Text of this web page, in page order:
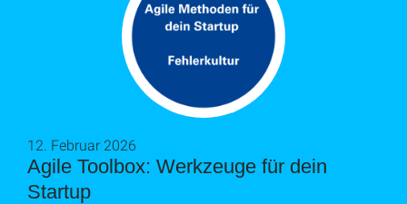
Agile Toolbox: Werkzeuge für dein
Startup
12. Februar 2026